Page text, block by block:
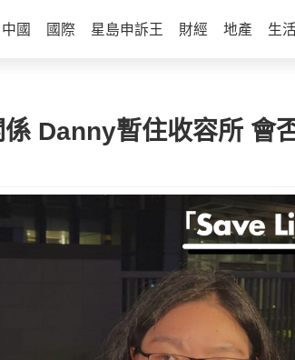
中國 國際 星島申訴王 財經 地產 生
Danny暫住收容所 會